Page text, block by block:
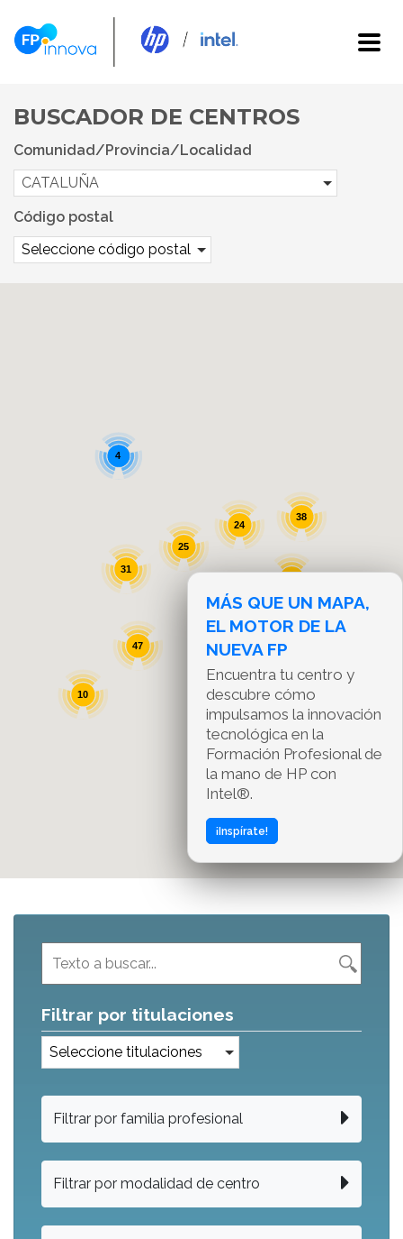
BUSCADOR DE CENTROS
Comunidad/Provincia/Localidad
CATALUÑA
Código postal
Seleccione código postal
311
24
31
38
47
25
4
10
MÁS QUE UN MAPA,
EL MOTOR DE LA
NUEVA FP
Encuentra tu centro y
descubre cómo
impulsamos la innovación
tecnológica en la
Formación Profesional de
la mano de HP con
Intel®.
¡Inspírate!
Filtrar por titulaciones
Seleccione titulaciones
Filtrar por familia profesional
Filtrar por modalidad de centro